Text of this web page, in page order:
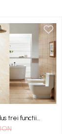
trei functii
retro Lucia